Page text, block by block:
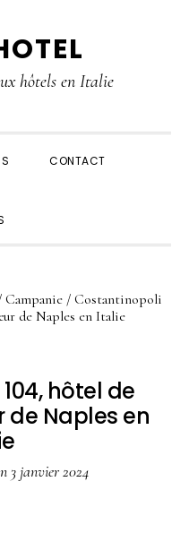
hôtels en Italie
CONTACT
Campanie / Costantinopoli
de Naples en Italie
hôtel de
Naples en
3 janvier 2024